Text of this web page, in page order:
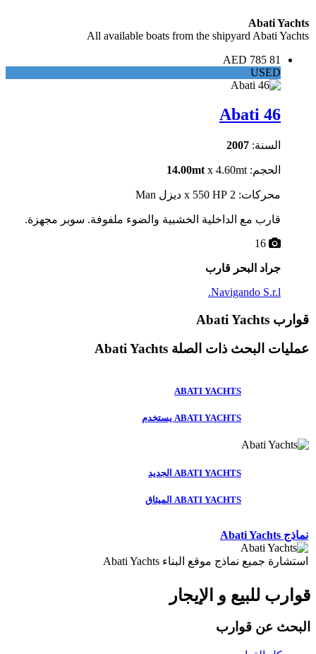
Abati Yachts
All available boats from the shipyard Abati Yachts
81 785 AED
USED
Abati 46
السنة: 2007
الحجم: 14.00mt x 4.60mt
محركات: 2 x 550 HP ديزل Man
قارب مع الداخلية الخشبية والضوء ملفوفة. سوبر مجهزة.
جراد البحر قارب
Navigando S.r.l.
قوارب Abati Yachts
عمليات البحث ذات الصلة Abati Yachts
ABATI YACHTS
ABATI YACHTS يستخدم
ABATI YACHTS الجديد
ABATI YACHTS الميثاق
نماذج Abati Yachts
استشارة جميع نماذج موقع البناء Abati Yachts
قوارب للبيع و الإيجار
البحث عن قوارب